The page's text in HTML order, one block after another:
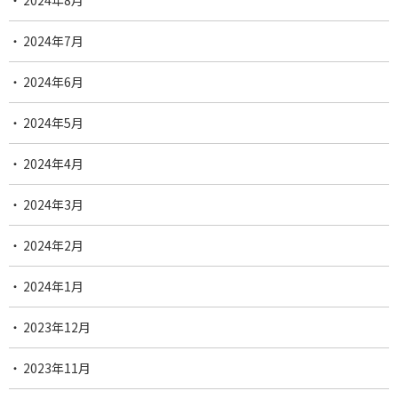
2024年7月
2024年6月
2024年5月
2024年4月
2024年3月
2024年2月
2024年1月
2023年12月
2023年11月